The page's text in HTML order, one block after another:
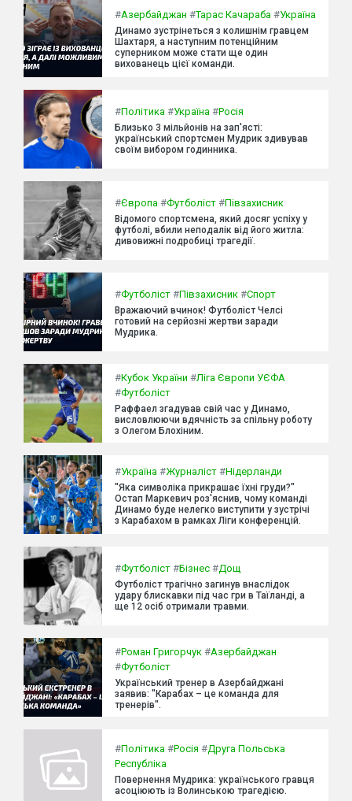
#Азербайджан #Тарас Качараба #Україна
Динамо зустрінеться з колишнім гравцем
Шахтаря, а наступним потенційним
суперником може стати ще один
вихованець цієї команди.
#Політика #Україна #Росія
Близько 3 мільйонів на зап'ясті:
український спортсмен Мудрик здивував
своїм вибором годинника.
#Європа #Футболіст #Півзахисник
Відомого спортсмена, який досяг успіху у
футболі, вбили неподалік від його житла:
дивовижні подробиці трагедії.
#Футболіст #Півзахисник #Спорт
Вражаючий вчинок! Футболіст Челсі
готовий на серйозні жертви заради
Мудрика.
#Кубок України #Ліга Європи УЄФА
#Футболіст
Раффаел згадував свій час у Динамо,
висловлюючи вдячність за спільну роботу
з Олегом Блохіним.
#Україна #Журналіст #Нідерланди
"Яка символіка прикрашає їхні груди?"
Остап Маркевич роз'яснив, чому команді
Динамо буде нелегко виступити у зустрічі
з Карабахом в рамках Ліги конференцій.
#Футболіст #Бізнес #Дощ
Футболіст трагічно загинув внаслідок
удару блискавки під час гри в Таїланді, а
ще 12 осіб отримали травми.
#Роман Григорчук #Азербайджан
#Футболіст
Український тренер в Азербайджані
заявив: "Карабах – це команда для
тренерів".
#Політика #Росія #Друга Польська
Республіка
Повернення Мудрика: українського гравця
асоціюють із Волинською трагедією.